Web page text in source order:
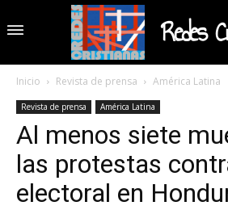
Redes
Inicio Revista de prensa América Latina
Revista de prensa América Latina
Al menos siete
las protestas
electoral en